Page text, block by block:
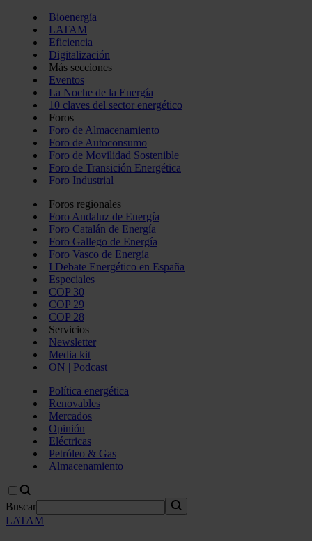
Bioenergía
LATAM
Eficiencia
Digitalización
Más secciones
Eventos
La Noche de la Energía
10 claves del sector energético
Foros
Foro de Almacenamiento
Foro de Autoconsumo
Foro de Movilidad Sostenible
Foro de Transición Energética
Foro Industrial
Foros regionales
Foro Andaluz de Energía
Foro Catalán de Energía
Foro Gallego de Energía
Foro Vasco de Energía
I Debate Energético en España
Especiales
COP 30
COP 29
COP 28
Servicios
Newsletter
Media kit
ON | Podcast
Política energética
Renovables
Mercados
Opinión
Eléctricas
Petróleo & Gas
Almacenamiento
Buscar
LATAM